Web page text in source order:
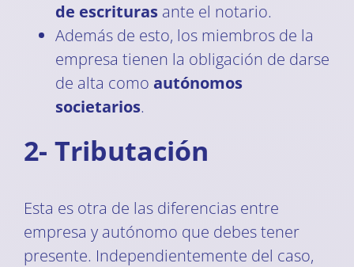
de escrituras ante el notario.
Además de esto, los miembros de la
empresa tienen la obligación de darse
de alta como autónomos
societarios.
2- Tributación
Esta es otra de las diferencias entre
empresa y autónomo que debes tener
presente. Independientemente del caso,